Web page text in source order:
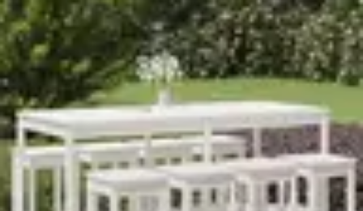
Mobilier Pratique
RangementAménagement intérieurBureauAménagement de
l'espaceMobilier Multifonctions
Mobilier Pratique